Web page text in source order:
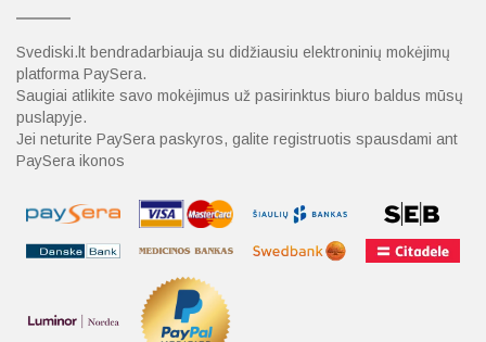
Svediski.lt bendradarbiauja su didžiausiu elektroninių mokėjimų
platforma PaySera.
Saugiai atlikite savo mokėjimus už pasirinktus biuro baldus mūsų
puslapyje.
Jei neturite PaySera paskyros, galite registruotis spausdami ant
PaySera ikonos